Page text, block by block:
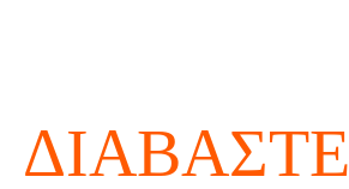
ΔΙΑΒΆΣΤΕ